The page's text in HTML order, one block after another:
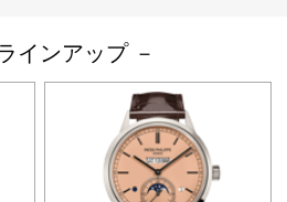
インアップ －